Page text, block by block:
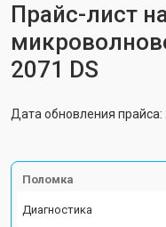
Прайс-лист
2071 DS
Дата обновления прайса:
Поломка
Диагностика